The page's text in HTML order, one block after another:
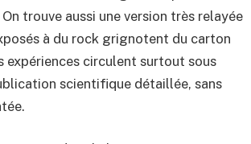
trouve aussi une version très relayée
à du rock grignotent du carton
expériences circulent surtout sous
scientifique détaillée, sans